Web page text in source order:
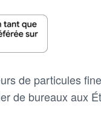
de particules
de bureaux aux